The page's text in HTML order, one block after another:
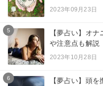
2023年09月23日
5
【夢占い】オ
や注意点も解説
2023年10月28日
6
【夢占い】頭